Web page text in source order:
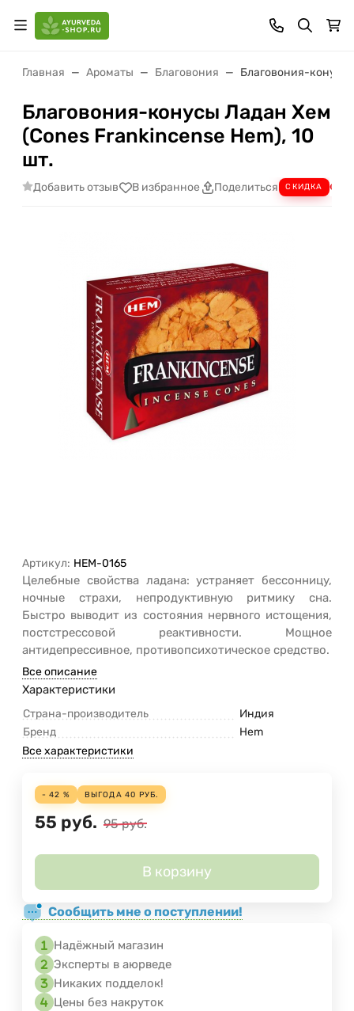
Главная Ароматы Благовония Благовония-конусы
Благовония-конусы Ладан Хем
(Cones Frankincense Hem), 10
шт.
Добавить отзыв В избранное Поделиться СКИДКА
Артикул: HEM-0165
Целебные свойства ладана: устраняет бессонницу,
ночные страхи, непродуктивную ритмику сна.
Быстро выводит из состояния нервного истощения,
постстрессовой реактивности. Мощное
антидепрессивное, противопсихотическое средство.
Все описание
Характеристики
Страна-производитель
Индия
Бренд
Hem
Все характеристики
- 42 % ВЫГОДА 40 РУБ.
55 руб. 95 руб.
В корзину
Сообщить мне о поступлении!
Надёжный магазин
Эксперты в аюрведе
Никаких подделок!
Цены без накруток